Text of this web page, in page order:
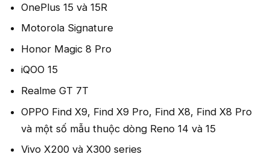
OnePlus 15 và 15R
Motorola Signature
Honor Magic 8 Pro
iQOO 15
Realme GT 7T
OPPO Find X9, Find X9 Pro, Find X8, Find X8 Pro
và một số mẫu thuộc dòng Reno 14 và 15
Vivo X200 và X300 series